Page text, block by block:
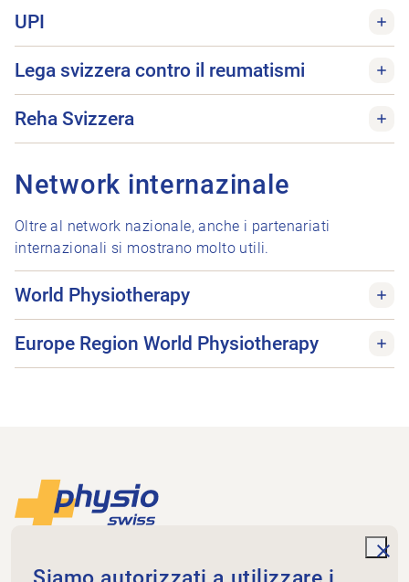
UPI
Lega svizzera contro il reumatismi
Reha Svizzera
Network internazinale
Oltre al network nazionale, anche i partenariati
internazionali si mostrano molto utili.
World Physiotherapy
Europe Region World Physiotherapy
Piè di pagina
Physioswiss